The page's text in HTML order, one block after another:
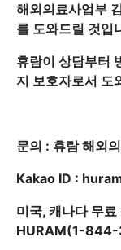
해외의료사업부
를 도와드릴 것입
휴람이 상담부터
지 보호자로서 도
문의 : 휴람 해외
Kakao ID :
미국, 캐나다 무
HURAM(1-